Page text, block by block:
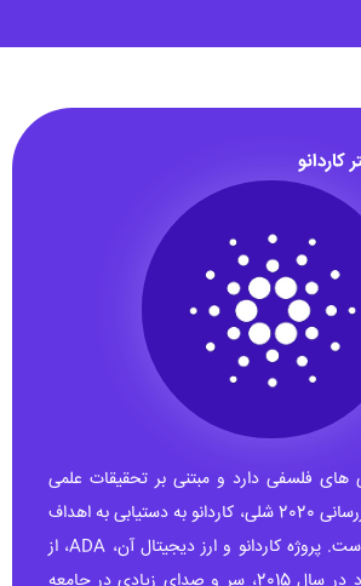
های فلسفی دارد و مبتنی بر تحقیقات علمی
است. با انتشار به‌روزرسانی 2020 شلی، کاردانو به دستیابی به اهداف
خود نزدیک‌تر شده است. پروژه کاردانو و ارز دیجیتال آن، ADA، از